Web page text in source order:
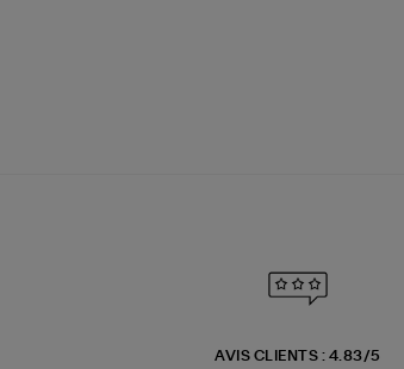
AVIS CLIENTS : 4.83/5